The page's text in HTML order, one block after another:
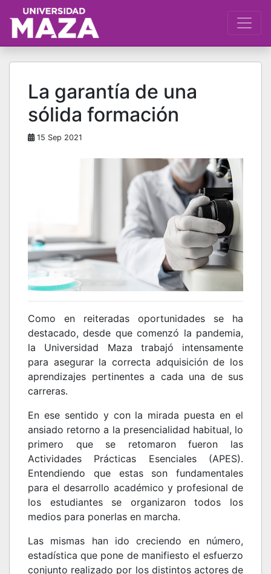
La garantía de una
sólida formación
15 Sep 2021
Como en reiteradas oportunidades se ha
destacado, desde que comenzó la pandemia,
la Universidad Maza trabajó intensamente
para asegurar la correcta adquisición de los
aprendizajes pertinentes a cada una de sus
carreras.
En ese sentido y con la mirada puesta en el
ansiado retorno a la presencialidad habitual, lo
primero que se retomaron fueron las
Actividades Prácticas Esenciales (APES).
Entendiendo que estas son fundamentales
para el desarrollo académico y profesional de
los estudiantes se organizaron todos los
medios para ponerlas en marcha.
Las mismas han ido creciendo en número,
estadística que pone de manifiesto el esfuerzo
conjunto realizado por los distintos actores de